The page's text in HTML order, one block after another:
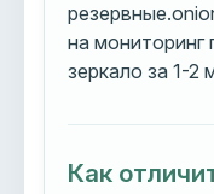
на мониторинг
зеркало за 1-2
Как